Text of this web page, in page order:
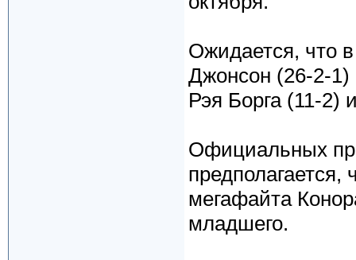
Ожидается, что
Джонсон (26-2-1)
Рэя Борга (11-
Официальных
предполагается,
мегафайта
младшего.